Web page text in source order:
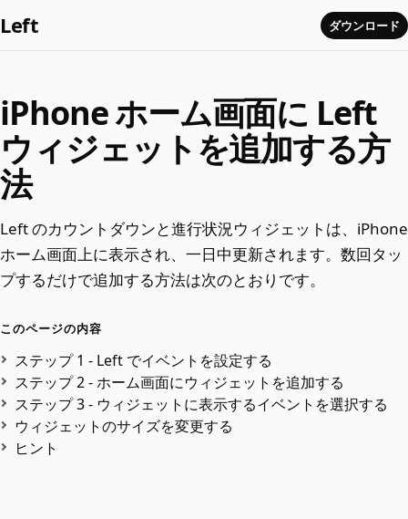
Left ダウンロード
iPhone ホーム画面に Left
ウィジェットを追加する方
法
Left のカウントダウンと進行状況ウィジェットは、iPhone
ホーム画面上に表示され、一日中更新されます。数回タッ
プするだけで追加する方法は次のとおりです。
このページの内容
ステップ 1 - Left でイベントを設定する
ステップ 2 - ホーム画面にウィジェットを追加する
ステップ 3 - ウィジェットに表示するイベントを選択する
ウィジェットのサイズを変更する
ヒント